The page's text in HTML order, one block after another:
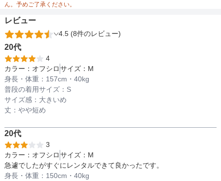
備考
素材
仕様
インナー
ん。予めご了承ください。
レビュー
4.5 (8件のレビュー)
20代
4
カラー： オフシロサイズ： M
身長・体重： 157cm・ 40kg
普段の着用サイズ： S
サイズ感： 大きいめ
丈： やや短め
20代
3
カラー： オフシロサイズ： M
急遽でしたがすぐにレンタルできて良かったです。
身長・体重： 150cm・ 40kg